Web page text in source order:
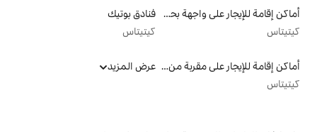
أماكن إقامة للإيجار على واجهة بحرية
فنادق بوتيك
كيتيتاس
أماكن إقامة للإيجار على مقربة من البحيرة عرض المزيد